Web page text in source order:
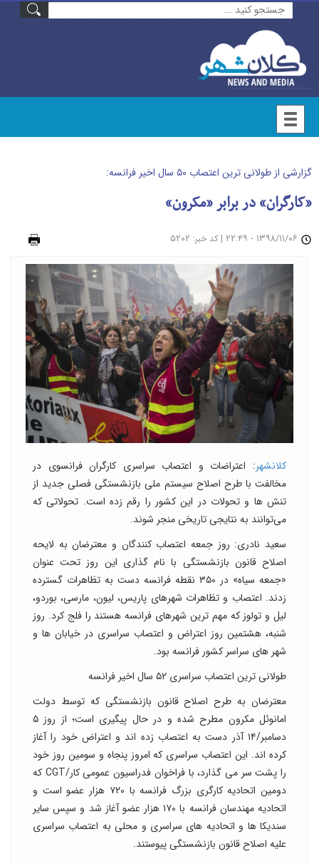
گزارشی از طولانی ترین اعتصاب ۵۰ سال اخیر فرانسه:
«کارگران» در برابر «مکرون»
| کد خبر: ۵۲۰۲
کلانشهر: اعتراضات و اعتصاب سراسری کارگران فرانسوی در
مخالفت با طرح اصلاح سیستم ملی بازنشستگی فصلی جدید از
تنش ها و تحولات در این کشور را رقم زده است. تحولاتی که
می‌توانند به نتایجی تاریخی منجر شوند.
سعید نادری: روز جمعه اعتصاب کنندگان و معترضان به لایحه
اصلاح قانون بازنشستگی با نام گذاری این روز تحت عنوان
«جمعه سیاه» در ۳۵۰ نقطه فرانسه دست به تظاهرات گسترده
زدند. اعتصاب و تظاهرات شهرهای پاریس، لیون، مارسی، بوردو،
لیل و تولوز که مهم ترین شهرهای فرانسه هستند را فلج کرد. روز
شنبه، هشتمین روز اعتراض و اعتصاب سراسری در خیابان ها و
شهر های سراسر کشور فرانسه بود.
طولانی ترین اعتصاب سراسری ۵۲ سال اخیر فرانسه
معترضان به طرح اصلاح قانون بازنشستگی که توسط دولت
امانوئل مکرون مطرح شده و در حال پیگیری است؛ از روز ۵
دسامبر/۱۴ آذر دست به اعتصاب زده اند و اعتراض خود را آغاز
کرده اند. این اعتصاب سراسری که امروز پنجاه و سومین روز خود
را پشت سر می گذارد، با فراخوان فدراسیون عمومی کار/CGT که
دومین اتحادیه کارگری بزرگ فرانسه با ۷۲۰ هزار عضو است و
اتحادیه مهندسان فرانسه با ۱۷۰ هزار عضو آغاز شد و سپس سایر
سندیکا ها و اتحادیه های سراسری و محلی به اعتصاب سراسری
علیه اصلاح قانون بازنشستگی پیوستند.